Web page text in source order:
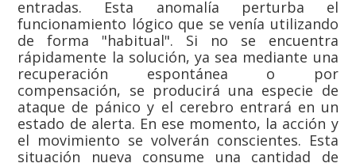
entradas. Esta anomalía perturba el
funcionamiento lógico que se venía utilizando
de forma "habitual". Si no se encuentra
rápidamente la solución, ya sea mediante una
recuperación espontánea o por
compensación, se producirá una especie de
ataque de pánico y el cerebro entrará en un
estado de alerta. En ese momento, la acción y
el movimiento se volverán conscientes. Esta
situación nueva consume una cantidad de